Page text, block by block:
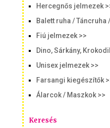
Hercegnős jelmezek
Balett ruha / Táncruha
Fiú jelmezek >>
Dino, Sárkány,
Unisex jelmezek >>
Farsangi kiegészítők
Álarcok / Maszkok >>
Keresés